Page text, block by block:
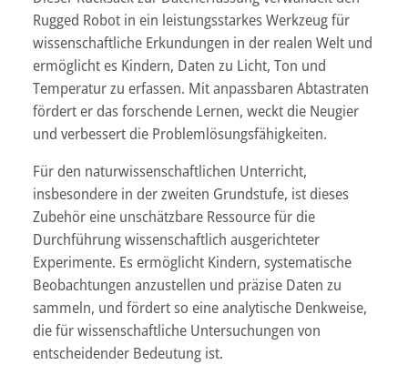
Rugged Robot in ein leistungsstarkes Werkzeug für
wissenschaftliche Erkundungen in der realen Welt und
ermöglicht es Kindern, Daten zu Licht, Ton und
Temperatur zu erfassen. Mit anpassbaren Abtastraten
fördert er das forschende Lernen, weckt die Neugier
und verbessert die Problemlösungsfähigkeiten.
Für den naturwissenschaftlichen Unterricht,
insbesondere in der zweiten Grundstufe, ist dieses
Zubehör eine unschätzbare Ressource für die
Durchführung wissenschaftlich ausgerichteter
Experimente. Es ermöglicht Kindern, systematische
Beobachtungen anzustellen und präzise Daten zu
sammeln, und fördert so eine analytische Denkweise,
die für wissenschaftliche Untersuchungen von
entscheidender Bedeutung ist.